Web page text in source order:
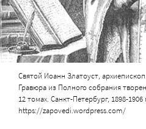
Святой Иоанн Златоуст,
Гравюра из Полного собрания
12 томах. Санкт-Петербург, 1898-
https://zapovedi.wordpress.com/